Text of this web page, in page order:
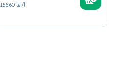
156,60 lei/l